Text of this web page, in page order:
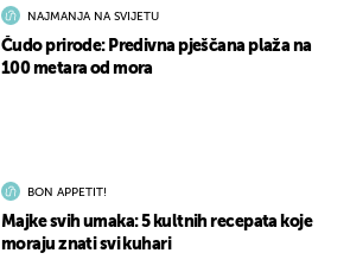
NAJMANJA NA SVIJETU
Čudo prirode: Predivna pješčana plaža na
100 metara od mora
BON APPETIT!
Majke svih umaka: 5 kultnih recepata koje
moraju znati svi kuhari